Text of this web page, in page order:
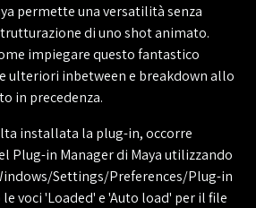
permette una versatilità senza
di uno shot animato.
impiegare questo fantastico
ulteriori inbetween e breakdown allo
in precedenza.
installata la plug-in, occorre
Plug-in Manager di Maya utilizzando
Settings/Preferences/Plug-in
voci 'Loaded' e 'Auto load' per il file